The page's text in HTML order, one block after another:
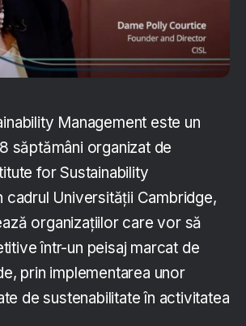
Management este un
săptămâni organizat de
for Sustainability
cadrul Universității Cambridge,
organizațiilor care vor să
într-un peisaj marcat de
prin implementarea unor
de sustenabilitate în activitatea